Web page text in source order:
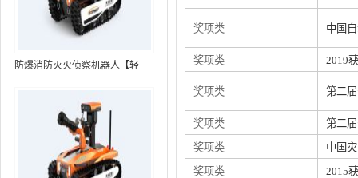
防爆消防灭火侦察机器人【轻
装置+语音控制+跟随功能+5G控
制+水炮跟踪火焰）RXR-
MC80BD（第8代）
奖项类 中国
奖项类 2019
奖项类 第二
奖项类
第二
奖项类
中国
奖项类
2015